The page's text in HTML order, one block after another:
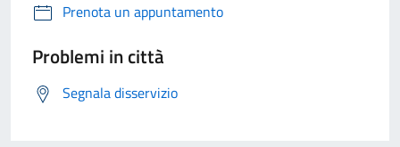
Prenota un appuntamento
Problemi in città
Segnala disservizio